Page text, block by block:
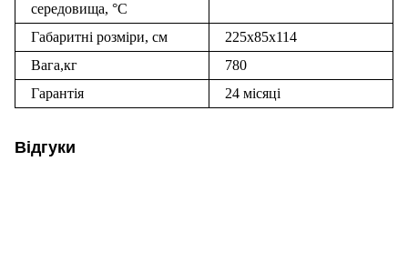
середовища, °С
Габаритні розміри, см
225x85x114
Вага,кг
780
Гарантія
24 місяці
Відгуки